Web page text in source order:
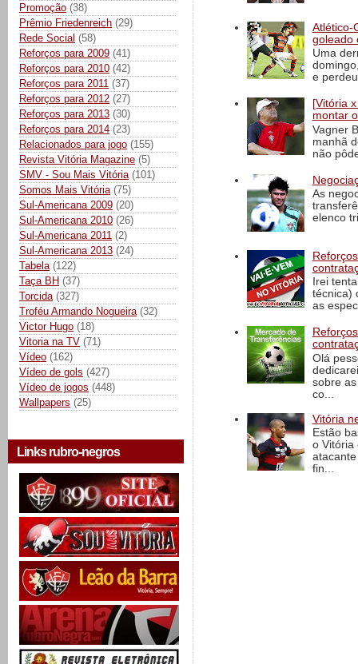
Promoção (38)
Prêmio Friedenreich (29)
Rede Social (58)
Reforços para 2009 (41)
Reforços para 2010 (42)
Reforços para 2011 (37)
Reforços para 2012 (27)
Reforços para 2013 (30)
Reforços para 2014 (23)
Relacionados para jogo (155)
Revista Vitória Magazine (5)
SMV - Sou Mais Vitória (101)
Somos Mais Vitória (75)
Sul-Americana 2009 (20)
Sul-Americana 2010 (26)
Sul-Americana 2011 (2)
Sul-Americana 2013 (24)
Tabela (122)
Taça BH (37)
Torcida (327)
Troféu Armando Nogueira (32)
Victor Hugo (18)
Vitoria na TV (71)
Vídeo (162)
Vídeo de gols (427)
Vídeo de jogos (448)
Wallpapers (25)
Links rubro-negros
Atlético-
goleado
Uma
e
[Vitória
montar
Vagner
manhã
não
As
elenco
Irei
técnica)
as
Olá
sobre
co...
Vitória
Estão
o Vitória
fin...